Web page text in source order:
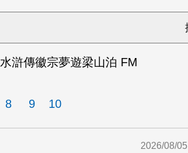
水滸傳徽宗夢遊梁山泊 FM
8 9 10
2026/08/05